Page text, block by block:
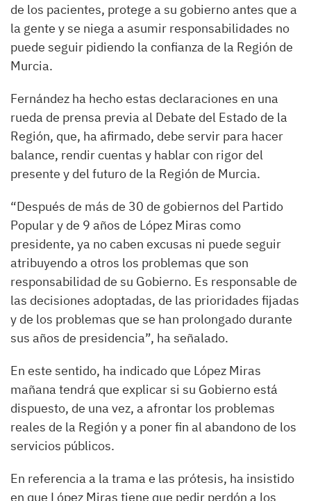
de los pacientes, protege a su gobierno antes que a
la gente y se niega a asumir responsabilidades no
puede seguir pidiendo la confianza de la Región de
Murcia.
Fernández ha hecho estas declaraciones en una
rueda de prensa previa al Debate del Estado de la
Región, que, ha afirmado, debe servir para hacer
balance, rendir cuentas y hablar con rigor del
presente y del futuro de la Región de Murcia.
“Después de más de 30 de gobiernos del Partido
Popular y de 9 años de López Miras como
presidente, ya no caben excusas ni puede seguir
atribuyendo a otros los problemas que son
responsabilidad de su Gobierno. Es responsable de
las decisiones adoptadas, de las prioridades fijadas
y de los problemas que se han prolongado durante
sus años de presidencia”, ha señalado.
En este sentido, ha indicado que López Miras
mañana tendrá que explicar si su Gobierno está
dispuesto, de una vez, a afrontar los problemas
reales de la Región y a poner fin al abandono de los
servicios públicos.
En referencia a la trama e las prótesis, ha insistido
en que López Miras tiene que pedir perdón a los